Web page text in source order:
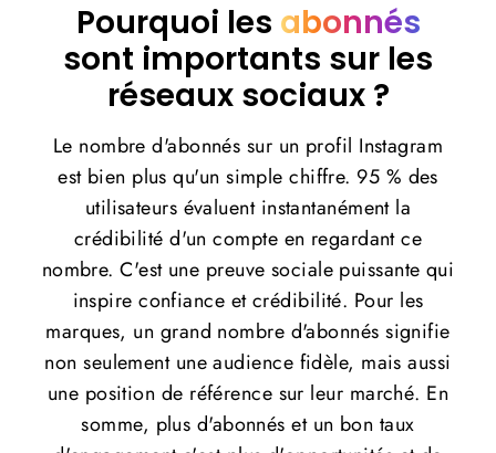
Pourquoi les abonnés
sont importants sur les
réseaux sociaux ?
Le nombre d'abonnés sur un profil Instagram
est bien plus qu'un simple chiffre. 95 % des
utilisateurs évaluent instantanément la
crédibilité d'un compte en regardant ce
nombre. C'est une preuve sociale puissante qui
inspire confiance et crédibilité. Pour les
marques, un grand nombre d'abonnés signifie
non seulement une audience fidèle, mais aussi
une position de référence sur leur marché. En
somme, plus d'abonnés et un bon taux